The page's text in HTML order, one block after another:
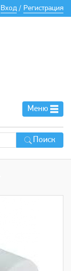
Вход / Регистрация
Меню
Поиск